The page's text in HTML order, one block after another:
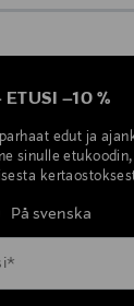
ETUSI –10 %
edut ja
sinulle etukoodin,
På svenska